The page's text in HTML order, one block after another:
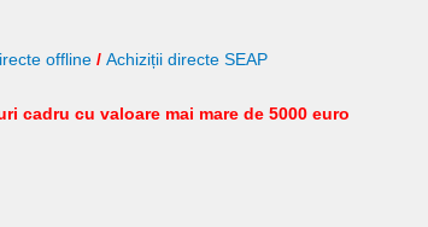
offline / Achiziții directe SEAP
cadru cu valoare mai mare de 5000 euro